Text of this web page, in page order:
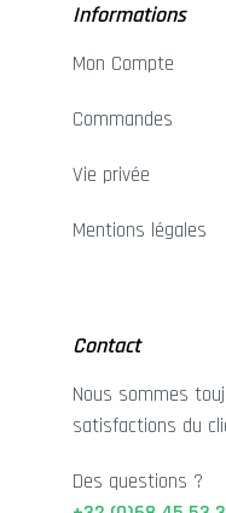
Informations
Mon Compte
Commandes
Vie privée
Mentions légales
Contact
Nous sommes
satisfactions du
Des questions ?